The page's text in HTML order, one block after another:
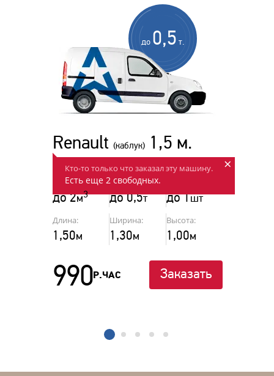
до 0,5 т.
Renault (каблук)1,5 м.
×
Кто-то только что заказал эту машину.
Есть еще 2 свободных.
Для гипермаркетов.
Объём:
до 2м3
Г/п:
до 0,5т до 1шт
Длина:
1,50м
Ширина:
1,30м
Высота:
1,00м
990Р.ЧАС Заказать
1